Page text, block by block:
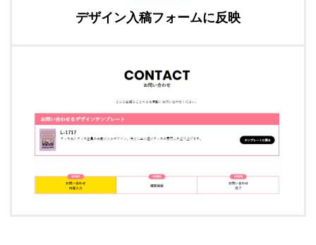
デザイン入稿フォームに反映